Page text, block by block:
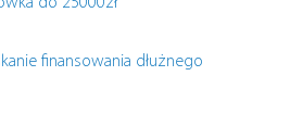
finansowania dłużnego